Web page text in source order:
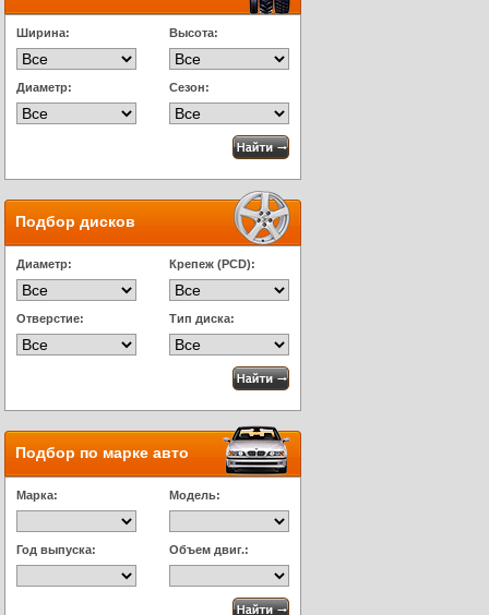
Ширина: Высота:
Диаметр: Сезон:
Подбор дисков
Диаметр: Крепеж (PCD):
Отверстие: Тип диска:
Подбор по марке авто
Марка: Модель:
Год выпуска: Объем двиг.: